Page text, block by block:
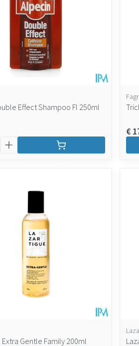
Effect Shampoo Fl 250ml
€
Gentle Family 200ml